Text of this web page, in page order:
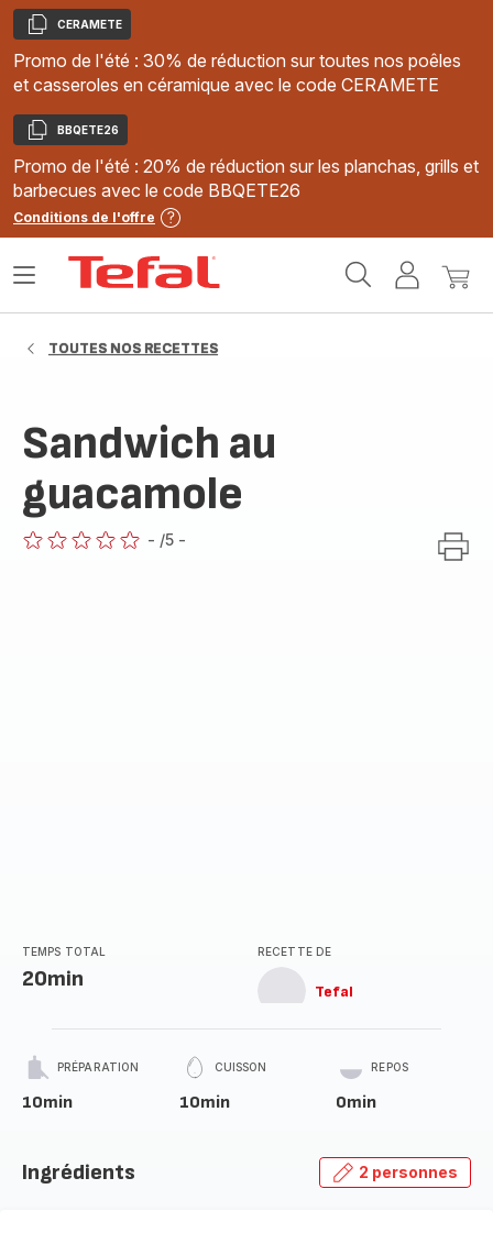
Copier
CERAMETE
Promo de l'été : 30% de réduction sur toutes nos poêles
et casseroles en céramique avec le code CERAMETE
Copier
BBQETE26
Promo de l'été : 20% de réduction sur les planchas, grills et
barbecues avec le code BBQETE26
Conditions de l'offre
MonMon
Ouvrir
TOUTES NOS RECETTES
Sandwich au
guacamole
- /5 -
TEMPS TOTAL
20min
RECETTE DE
Tefal
PRÉPARATION
10min
CUISSON
10min
REPOS
0min
Ingrédients 2 personnes